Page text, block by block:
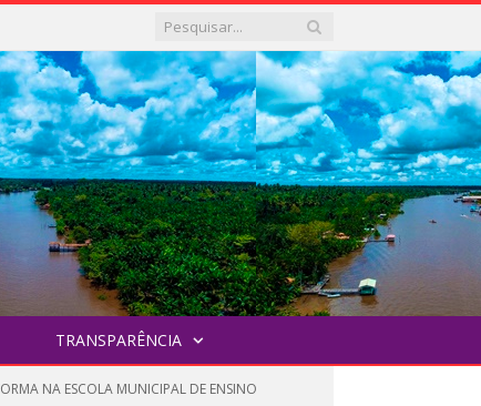
TRANSPARÊNCIA
NA ESCOLA MUNICIPAL DE ENSINO